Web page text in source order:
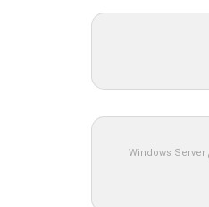
خرید لایسنس ویندوز سرور: نسخه اورجینال Windows Server